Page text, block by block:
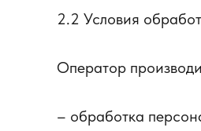
2.2 Условия
Оператор
– обработка